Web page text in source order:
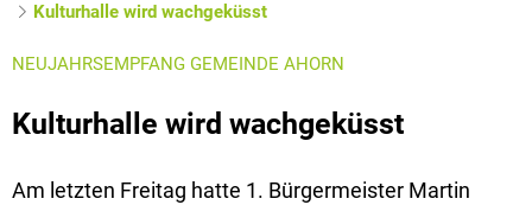
Kulturhalle wird wachgeküsst
NEUJAHRSEMPFANG GEMEINDE AHORN
Kulturhalle wird wachgeküsst
Am letzten Freitag hatte 1. Bürgermeister Martin